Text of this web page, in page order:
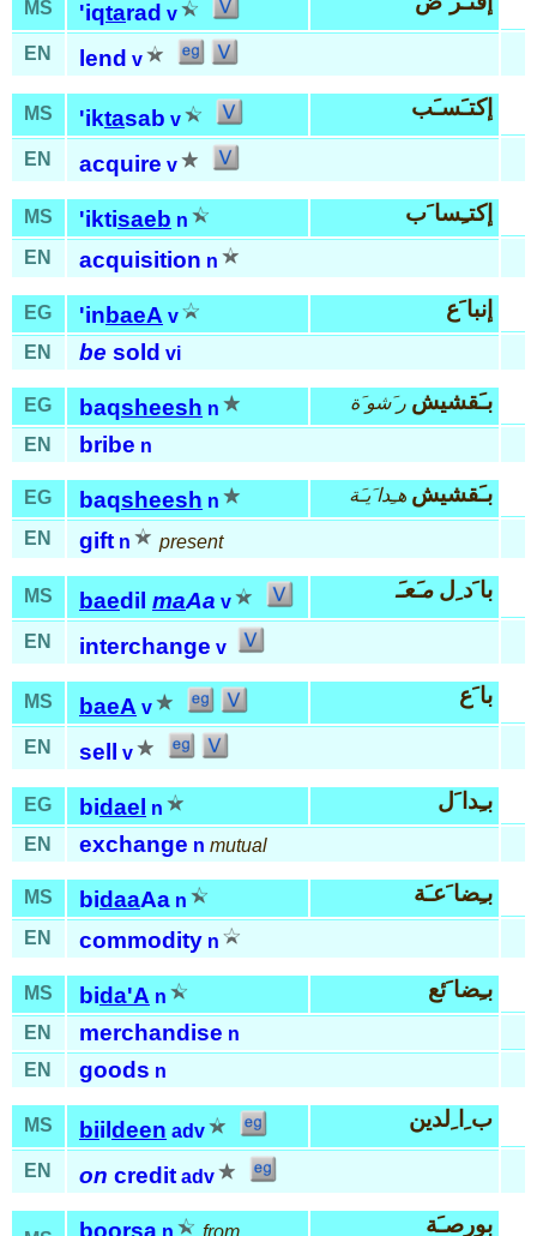
MS 'iqtarad v
EN lend v
MS 'iktasab v إكتـَسـَب
EN acquire v
MS 'iktisaeb n إكتـِسا َب
EN acquisition n
EG 'inbaeA v إنبا َع
EN be sold vi
EG baqsheesh n بـَقشيش ر َشو َة
EN bribe n
EG baqsheesh n بـَقشيش هـِدا َيـَة
EN gift n present
MS baedil maAa v با َد ِلمـَعـَ
EN interchange v
MS baeA v با َع
EN sell v
EG bidael n بـِدا َل
EN exchange n mutual
MS bidaaAa n بـِضا َعـَة
EN commodity n
MS bida'A n بـِضا َئع
EN merchandise n
EN
goods n
MS biil deen adv ب ِا ِلدين
EN on credit adv
boorsa بورصـَة